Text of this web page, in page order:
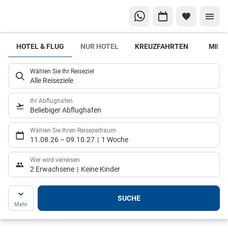
fängt
Dein
Urlaub
Lass mich
Deine
Reiseträume in
unvergessliche
Erlebnisse
verwandeln
Jetzt Angebot finden
HOTEL & FLUG NUR HOTEL KREUZFAHRTEN
Wählen Sie Ihr Reiseziel
Alle Reiseziele
Ihr Abflughafen
Beliebiger Abflughafen
Wählen Sie Ihren Reisezeitraum
11.08.26 – 09.10.27 1 Woche
Wer wird verreisen
2 Erwachsene Keine Kinder
Mehr
SUCHE